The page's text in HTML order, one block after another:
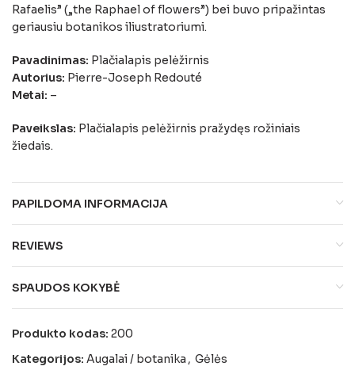
Rafaelis” („the Raphael of flowers”) bei buvo pripažintas
geriausiu botanikos iliustratoriumi.
Pavadinimas: Plačialapis pelėžirnis
Autorius: Pierre-Joseph Redouté
Metai: –
Paveikslas: Plačialapis pelėžirnis pražydęs rožiniais
žiedais.
PAPILDOMA INFORMACIJA
REVIEWS
SPAUDOS KOKYBĖ
Produkto kodas: 200
Kategorijos: Augalai / botanika , Gėlės